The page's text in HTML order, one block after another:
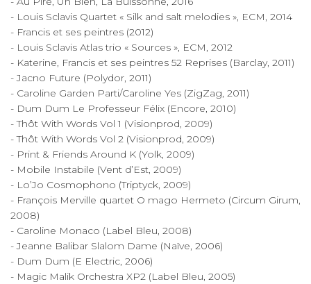
- Louis Sclavis Quartet « Silk and salt melodies », ECM, 2014
- Francis et ses peintres (2012)
- Louis Sclavis Atlas trio « Sources », ECM, 2012
- Katerine, Francis et ses peintres 52 Reprises (Barclay, 2011)
- Jacno Future (Polydor, 2011)
- Caroline Garden Parti/Caroline Yes (ZigZag, 2011)
- Dum Dum Le Professeur Félix (Encore, 2010)
- Thôt With Words Vol 1 (Visionprod, 2009)
- Thôt With Words Vol 2 (Visionprod, 2009)
- Print & Friends Around K (Yolk, 2009)
- Mobile Instabile (Vent d’Est, 2009)
- Lo’Jo Cosmophono (Triptyck, 2009)
- François Merville quartet O mago Hermeto (Circum Girum,
2008)
- Caroline Monaco (Label Bleu, 2008)
- Jeanne Balibar Slalom Dame (Naïve, 2006)
- Dum Dum (E Electric, 2006)
- Magic Malik Orchestra XP2 (Label Bleu, 2005)